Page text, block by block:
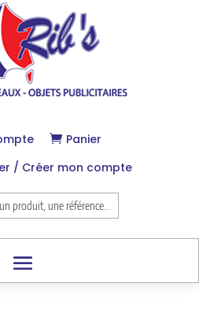
 Panier
/ Créer mon compte
produit, une référence...